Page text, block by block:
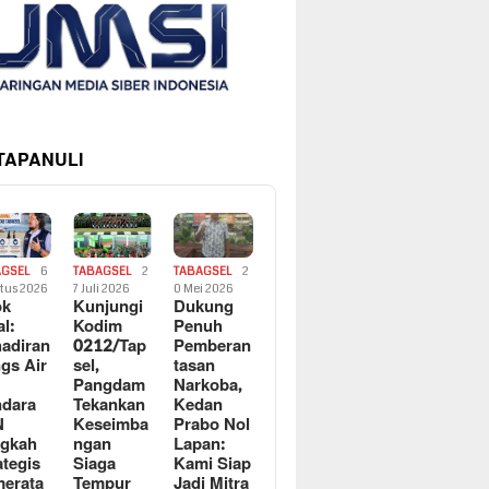
6
2026
Air
TABAGSEL
2
7 Juli 2026
Kunjungi
Kodim
0212/Tap
sel,
Pangdam
Tekankan
Keseimba
ngan
Siaga
TABAGSEL
2
0 Mei 2026
Dukung
Penuh
Pemberan
tasan
Narkoba,
Kedan
Prabo Nol
Lapan:
Kami Siap